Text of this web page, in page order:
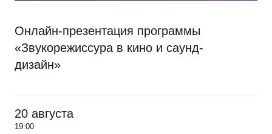
Онлайн-презентация программы
«Звукорежиссура в кино и саунд-
дизайн»
20 августа
19:00